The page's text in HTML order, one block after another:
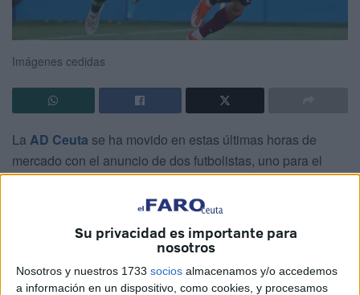
Su privacidad es importante para
nosotros
Nosotros y nuestros 1733 socios almacenamos y/o accedemos
a información en un dispositivo, como cookies, y procesamos
Imágenes cedidas
La AD Ceuta se ha movido en estas últimas horas de
mercado con el anuncio de dos futbolistas, uno para el
primer equipo (Zalazar) y otro para el segundo
(Yensebayeb) y la baja de Sofiane.
La AD Ceuta FC y el Atlético Sanluqueño CF han llegado
a un acuerdo para la cesión del delantero hasta fin de
temporada.